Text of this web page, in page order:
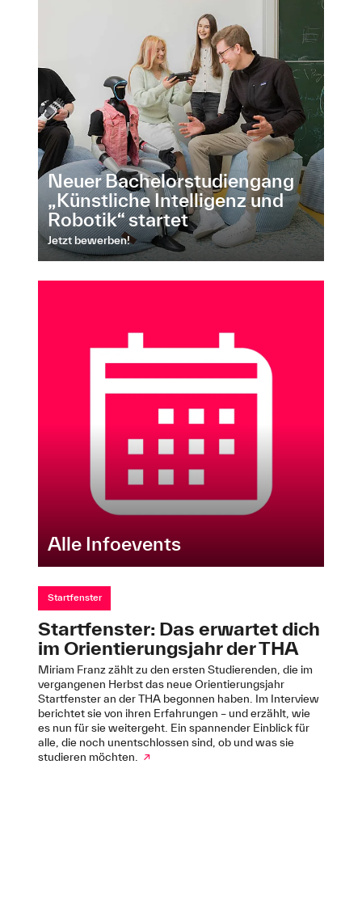
Neuer Bachelorstudiengang
„Künstliche Intelligenz und
Robotik“ startet
Jetzt bewerben!
Alle Infoevents
Startfenster
Startfenster: Das erwartet dich
im Orientierungsjahr der THA
Miriam Franz zählt zu den ersten Studierenden, die im
vergangenen Herbst das neue Orientierungsjahr
Startfenster an der THA begonnen haben. Im Interview
berichtet sie von ihren Erfahrungen – und erzählt, wie
es nun für sie weitergeht. Ein spannender Einblick für
alle, die noch unentschlossen sind, ob und was sie
studieren möchten. ↗